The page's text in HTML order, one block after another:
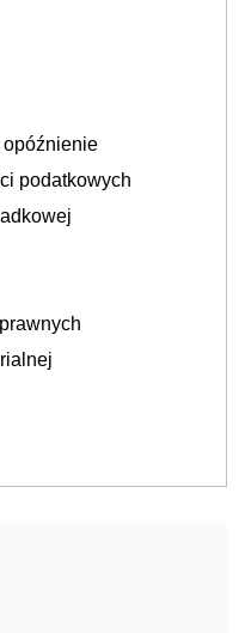
opóźnienie
podatkowych